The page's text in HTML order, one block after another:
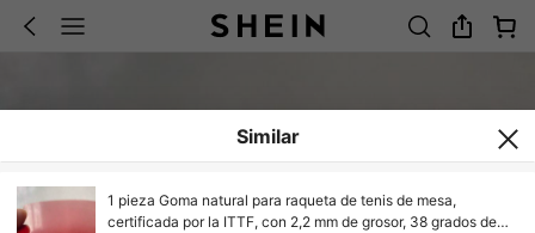
Similar
1 pieza Goma natural para raqueta de tenis de mesa,
certificada por la ITTF, con 2,2 mm de grosor, 38 grados de